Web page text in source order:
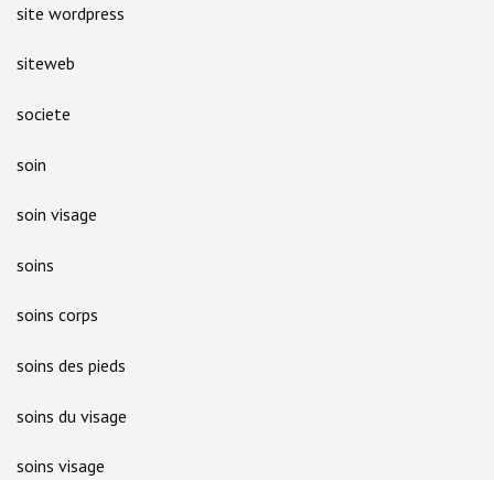
site wordpress
siteweb
societe
soin
soin visage
soins
soins corps
soins des pieds
soins du visage
soins visage